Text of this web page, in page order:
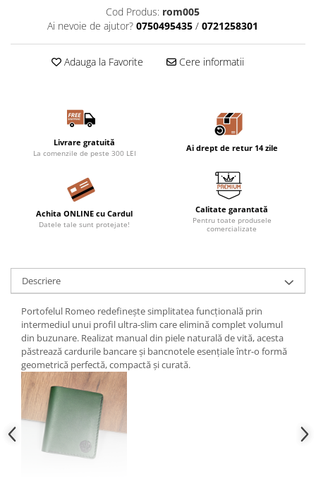
Cod Produs: rom005
Ai nevoie de ajutor? 0750495435 / 0721258301
Adauga la Favorite Cere informatii
Livrare gratuită
La comenzile de peste 300 LEI
Ai drept de retur 14 zile
Achita ONLINE cu Cardul
Datele tale sunt protejate!
Calitate garantată
Pentru toate produsele
comercializate
Descriere
Portofelul Romeo redefinește simplitatea funcțională prin
intermediul unui profil ultra-slim care elimină complet volumul
din buzunare. Realizat manual din piele naturală de vită, acesta
păstrează cardurile bancare și bancnotele esențiale într-o formă
geometrică perfectă, compactă și curată.